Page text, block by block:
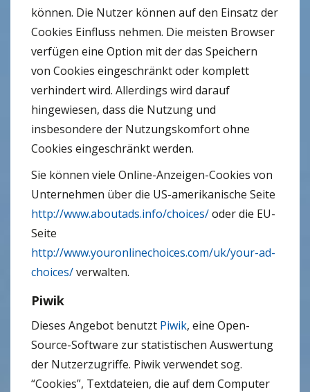
können. Die Nutzer können auf den Einsatz der
Cookies Einfluss nehmen. Die meisten Browser
verfügen eine Option mit der das Speichern
von Cookies eingeschränkt oder komplett
verhindert wird. Allerdings wird darauf
hingewiesen, dass die Nutzung und
insbesondere der Nutzungskomfort ohne
Cookies eingeschränkt werden.
Sie können viele Online-Anzeigen-Cookies von
Unternehmen über die US-amerikanische Seite
http://www.aboutads.info/choices/oder die EU-
Seite
http://www.youronlinechoices.com/uk/your-ad-
choices/verwalten.
Piwik
Dieses Angebot benutzt Piwik, eine Open-
Source-Software zur statistischen Auswertung
der Nutzerzugriffe. Piwik verwendet sog.
“Cookies”, Textdateien, die auf dem Computer